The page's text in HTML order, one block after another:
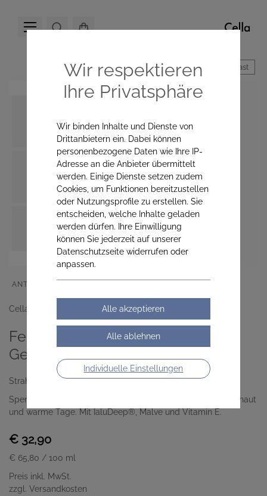
Hoher Kontrast
ANTI-AGING
Cella Apotheke
Feuchtigkeitspendendes Creme-
Gel - sehr leichte Textur
Strahlend, glatt, gepflegt – Tag für Tag.
Spendet Feuchtigkeit, verleiht Leichtigkeit – ideal für Mischhaut
und warme Tage. Mit IaluDeep®, Malve und Vitamin E.
€ 32,90
€ 65,80 / 100 ml
Preis inkl. MwSt.
zzgl. Versandkosten
Wir respektieren
Ihre Privatsphäre
Wir binden Inhalte und Dienste von
Drittanbietern ein. Dabei können
personenbezogene Daten wie Ihre IP-
Adresse an die Anbieter übermittelt
werden. Einige Dienste setzen zudem
Cookies, um Funktionen bereitzustellen
oder Nutzungsprofile zu erstellen. Sie
entscheiden, welche Inhalte geladen
werden dürfen. Ihre Einwilligung
können Sie jederzeit auf unserer
Datenschutzseite widerrufen oder
anpassen.
Individuelle Einstellungen